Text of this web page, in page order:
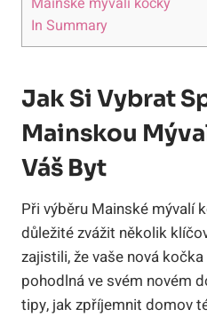
In Summary
Jak Si Vybrat
Mainskou
Váš Byt
Při výběru Mainské mývalí
důležité zvážit několik
zajistili, že vaše nová
pohodlná ve svém novém
tipy, jak zpříjemnit domov